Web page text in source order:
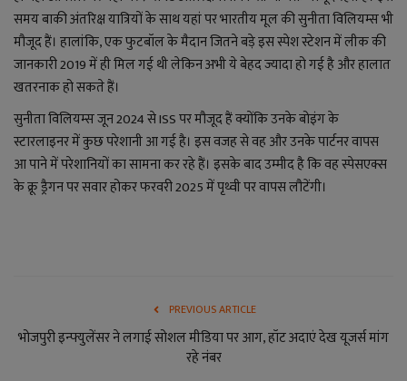
धर्म
लाइफ स्टाइल
जोक्स
सोशल मीडिया
समय बाकी अंतरिक्ष यात्रियों के साथ यहां पर भारतीय मूल की सुनीता विलियम्स भी
मौजूद हैं। हालांकि, एक फुटबॉल के मैदान जितने बड़े इस स्पेश स्टेशन में लीक की
जानकारी 2019 में ही मिल गई थी लेकिन अभी ये बेहद ज्यादा हो गई है और हालात
खतरनाक हो सकते हैं।
सुनीता विलियम्स जून 2024 से ISS पर मौजूद हैं क्योंकि उनके बोइंग के
स्टारलाइनर में कुछ परेशानी आ गई है। इस वजह से वह और उनके पार्टनर वापस
आ पाने में परेशानियों का सामना कर रहे हैं। इसके बाद उम्मीद है कि वह स्पेसएक्स
के क्रू ड्रैगन पर सवार होकर फरवरी 2025 में पृथ्वी पर वापस लौटेंगी।
PREVIOUS ARTICLE
भोजपुरी इन्फ्युलेंसर ने लगाई सोशल मीडिया पर आग, हॉट अदाएं देख यूजर्स मांग
रहे नंबर